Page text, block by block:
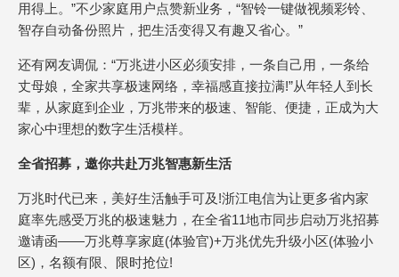
用得上。”不少家庭用户点赞新业务，“智铃一键做视频彩铃、
智存自动备份照片，把生活变得又有趣又省心。”
还有网友调侃：“万兆进小区必须安排，一条自己用，一条给
丈母娘，全家共享极速网络，幸福感直接拉满!”从年轻人到长
辈，从家庭到企业，万兆带来的极速、智能、便捷，正成为大
家心中理想的数字生活模样。
全省招募，邀你共赴万兆智惠新生活
万兆时代已来，美好生活触手可及!浙江电信为让更多省内家
庭率先感受万兆的极速魅力，在全省11地市同步启动万兆招募
邀请函——万兆尊享家庭(体验官)+万兆优先升级小区(体验小
区)，名额有限、限时抢位!